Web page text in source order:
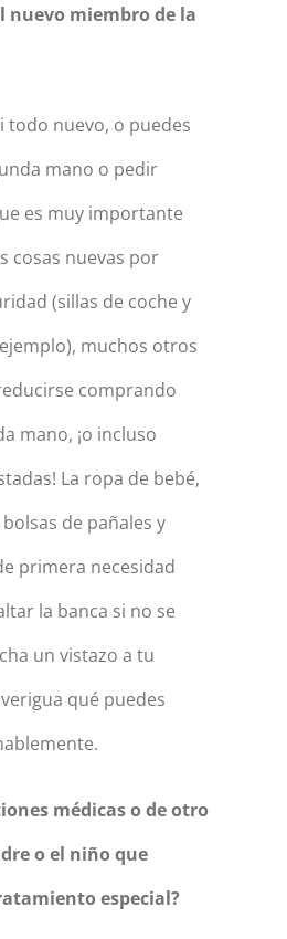
nuevo miembro de la
todo nuevo, o puedes
mano o pedir
es muy importante
cosas nuevas por
(sillas de coche y
muchos otros
comprando
mano, ¡o incluso
La ropa de bebé,
de pañales y
primera necesidad
la banca si no se
un vistazo a tu
qué puedes
médicas o de otro
o el niño que
especial?